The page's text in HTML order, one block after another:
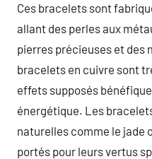
Ces bracelets sont
allant des perles aux
pierres précieuses et des
bracelets en cuivre sont
effets supposés
énergétique. Les
naturelles comme le jade
portés pour leurs vertus